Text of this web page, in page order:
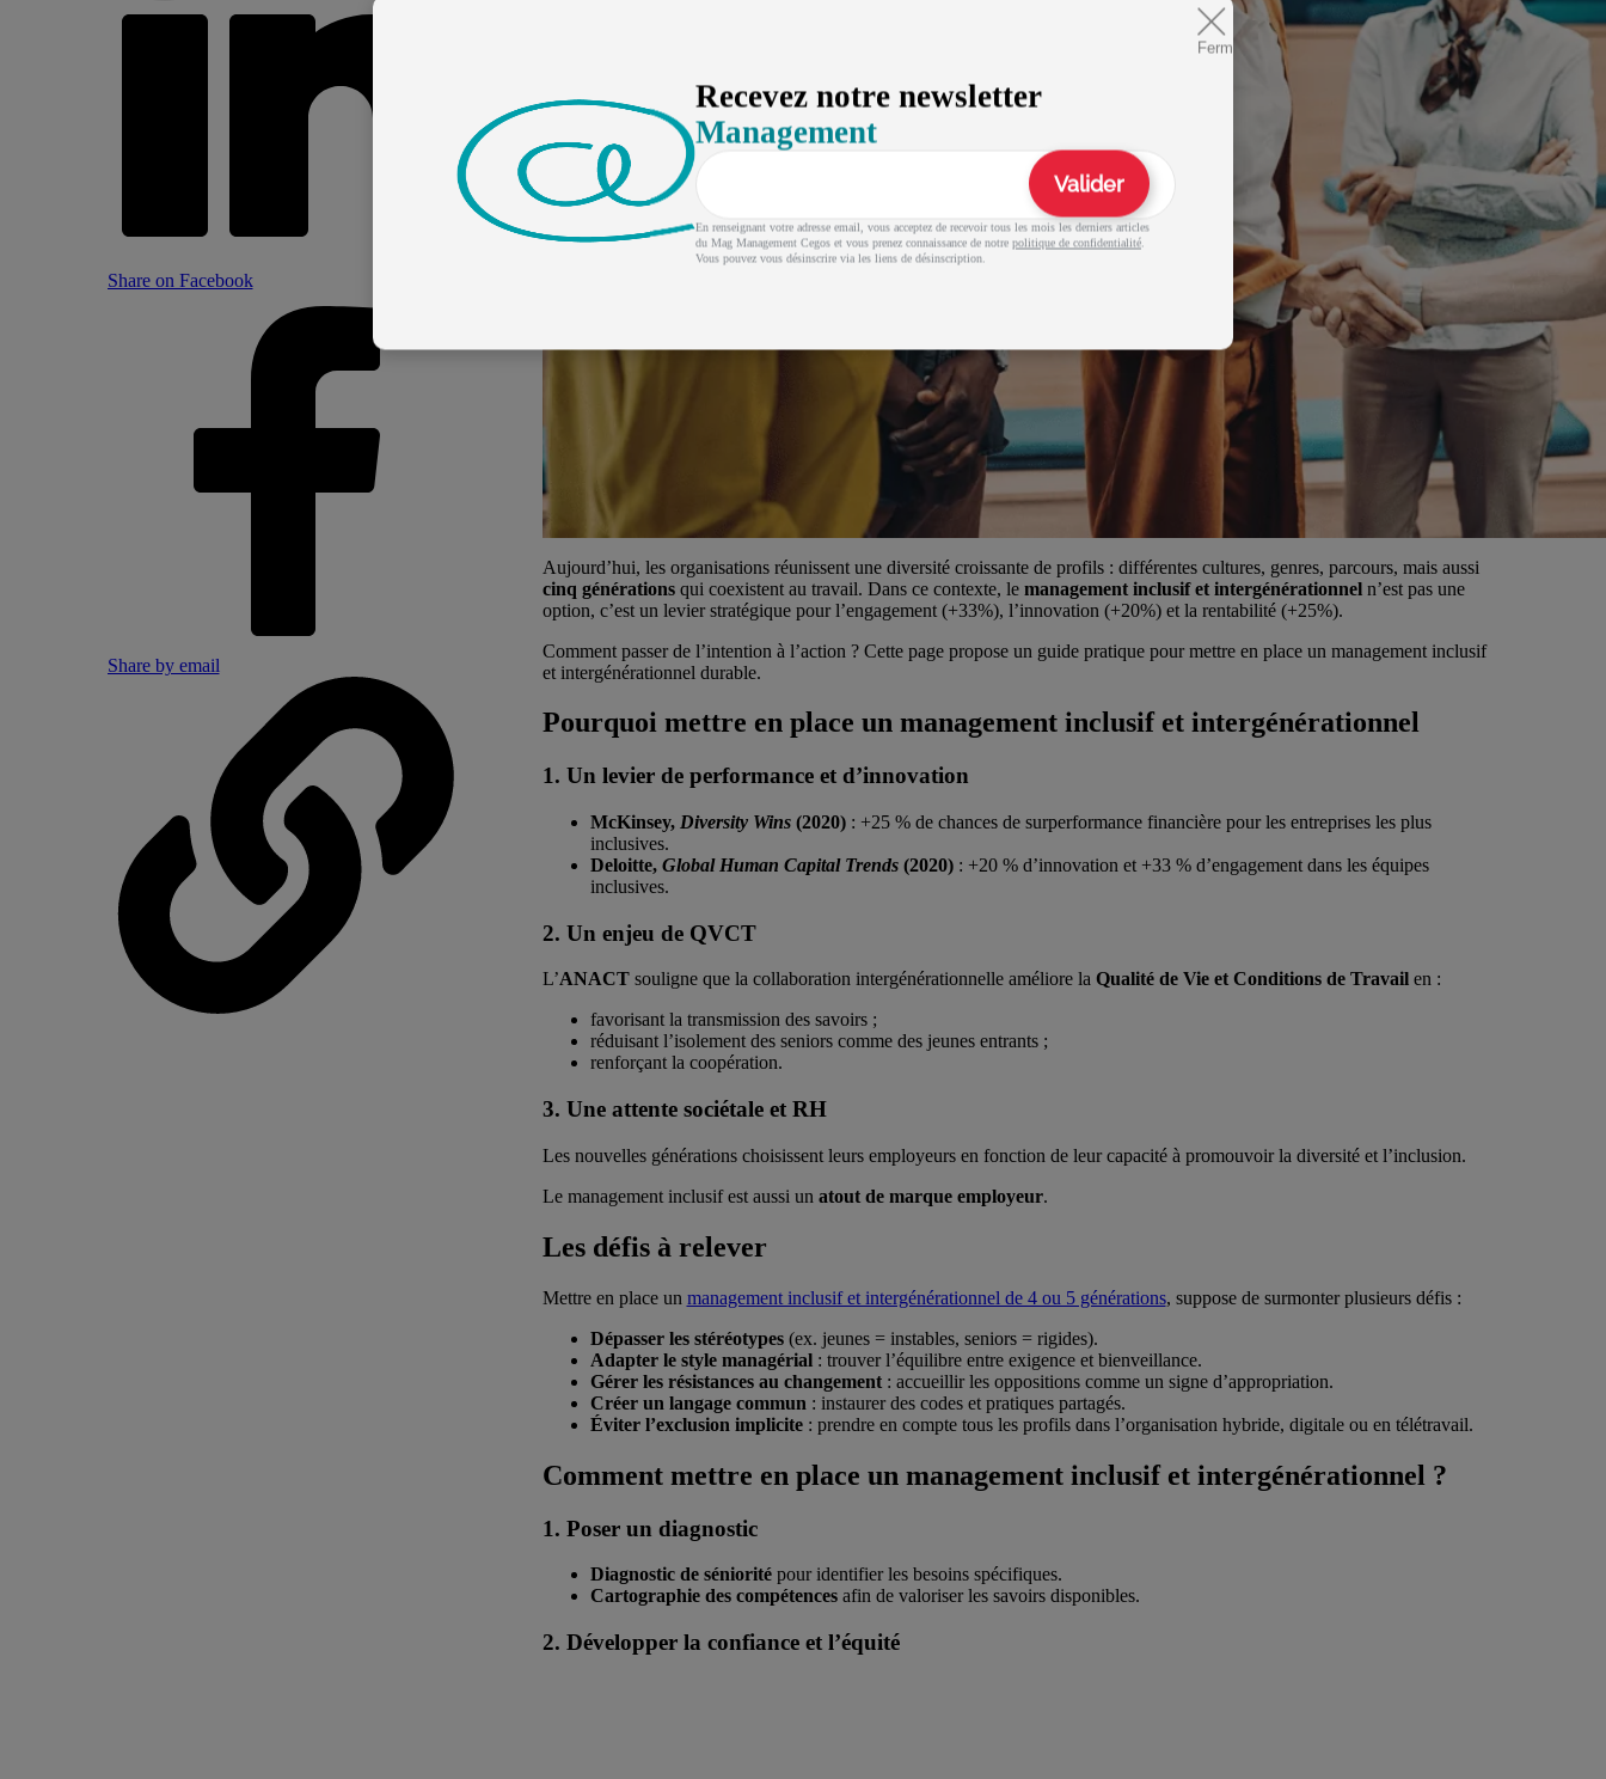
Fermer
Recevez notre newsletter
Management
Valider
En renseignant votre adresse email, vous acceptez de recevoir tous les mois les derniers articles
du Mag Management Cegos et vous prenez connaissance de notre politique de confidentialité.
Vous pouvez vous désinscrire via les liens de désinscription.
Share on Facebook
Share by email
Aujourd’hui, les organisations réunissent une diversité croissante de profils : différentes cultures, genres, parcours, mais aussi
cinq générationsqui coexistent au travail. Dans ce contexte, le management inclusif et intergénérationneln’est pas une
option, c’est un levier stratégique pour l’engagement (+33%), l’innovation (+20%) et la rentabilité (+25%).
Comment passer de l’intention à l’action ? Cette page propose un guide pratique pour mettre en place un management inclusif
et intergénérationnel durable.
Pourquoi mettre en place un management inclusif et intergénérationnel
1. Un levier de performance et d’innovation
McKinsey, Diversity Wins(2020): +25 % de chances de surperformance financière pour les entreprises les plus
inclusives.
Deloitte, Global Human Capital Trends(2020): +20 % d’innovation et +33 % d’engagement dans les équipes
inclusives.
2. Un enjeu de QVCT
L’ANACTsouligne que la collaboration intergénérationnelle améliore la Qualité de Vie et Conditions de Travailen :
favorisant la transmission des savoirs ;
réduisant l’isolement des seniors comme des jeunes entrants ;
renforçant la coopération.
3. Une attente sociétale et RH
Les nouvelles générations choisissent leurs employeurs en fonction de leur capacité à promouvoir la diversité et l’inclusion.
Le management inclusif est aussi un atout de marque employeur.
Les défis à relever
Mettre en place un management inclusif et intergénérationnel de 4 ou 5 générations, suppose de surmonter plusieurs défis :
Dépasser les stéréotypes(ex. jeunes = instables, seniors = rigides).
Adapter le style managérial: trouver l’équilibre entre exigence et bienveillance.
Gérer les résistances au changement: accueillir les oppositions comme un signe d’appropriation.
Créer un langage commun : instaurer des codes et pratiques partagés.
Éviter l’exclusion implicite: prendre en compte tous les profils dans l’organisation hybride, digitale ou en télétravail.
Comment mettre en place un management inclusif et intergénérationnel ?
1. Poser un diagnostic
Diagnostic de sénioritépour identifier les besoins spécifiques.
Cartographie des compétencesafin de valoriser les savoirs disponibles.
2. Développer la confiance et l’équité